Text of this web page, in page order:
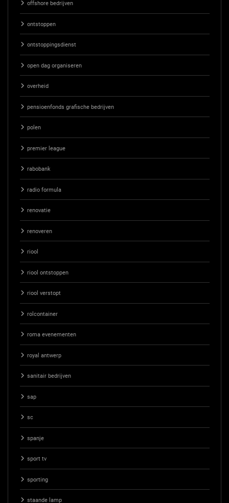
offshore bedrijven
ontstoppen
ontstoppingsdienst
open dag organiseren
overheid
pensioenfonds grafische bedrijven
polen
premier league
rabobank
radio formula
renovatie
renoveren
riool
riool ontstoppen
riool verstopt
rolcontainer
roma evenementen
royal antwerp
sanitair bedrijven
sap
sc
spanje
sport tv
sporting
staande lamp